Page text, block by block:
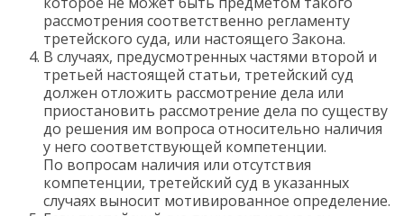
рассмотрения соответственно регламенту
третейского суда, или настоящего Закона.
В случаях, предусмотренных частями второй и
третьей настоящей статьи, третейский суд
должен отложить рассмотрение дела или
приостановить рассмотрение дела по существу
до решения им вопроса относительно наличия
у него соответствующей компетенции.
По вопросам наличия или отсутствия
компетенции, третейский суд в указанных
случаях выносит мотивированное определение.